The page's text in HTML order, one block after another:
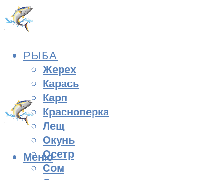
РЫБА
Жерех
Карась
Карп
Красноперка
Лещ
Окунь
Осетр
Сом
Меню